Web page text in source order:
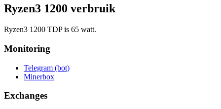
Ryzen3 1200 verbruik
Ryzen3 1200 TDP is 65 watt.
Monitoring
Telegram (bot)
Minerbox
Exchanges